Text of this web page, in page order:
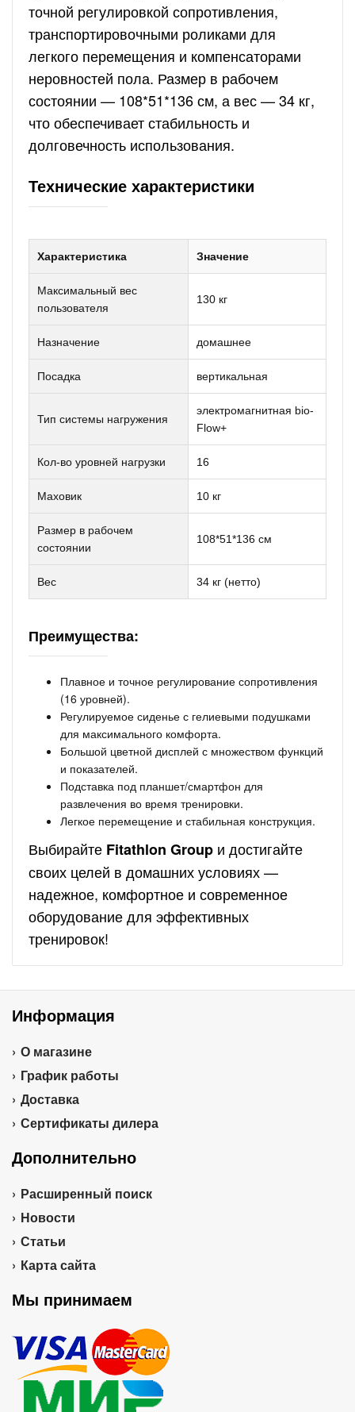
точной регулировкой сопротивления,
транспортировочными роликами для
легкого перемещения и компенсаторами
неровностей пола. Размер в рабочем
состоянии — 108*51*136 см, а вес — 34 кг,
что обеспечивает стабильность и
долговечность использования.
Технические характеристики
Характеристика Значение
Максимальный вес
пользователя
130 кг
Назначение домашнее
Посадка вертикальная
Тип системы нагружения
электромагнитная bio-
Flow+
Кол-во уровней нагрузки 16
Маховик 10 кг
Размер в рабочем
состоянии
108*51*136 см
Вес 34 кг (нетто)
Преимущества:
Плавное и точное регулирование сопротивления
(16 уровней).
Регулируемое сиденье с гелиевыми подушками
для максимального комфорта.
Большой цветной дисплей с множеством функций
и показателей.
Подставка под планшет/смартфон для
развлечения во время тренировки.
Легкое перемещение и стабильная конструкция.
Выбирайте Fitathlon Group и достигайте
своих целей в домашних условиях —
надежное, комфортное и современное
оборудование для эффективных
тренировок!
Информация
О магазине
График работы
Доставка
Сертификаты дилера
Дополнительно
Расширенный поиск
Новости
Статьи
Карта сайта
Мы принимаем